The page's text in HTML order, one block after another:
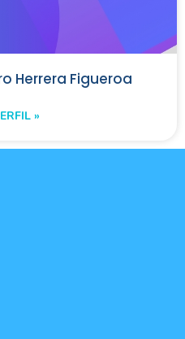
Herrera Figueroa
»